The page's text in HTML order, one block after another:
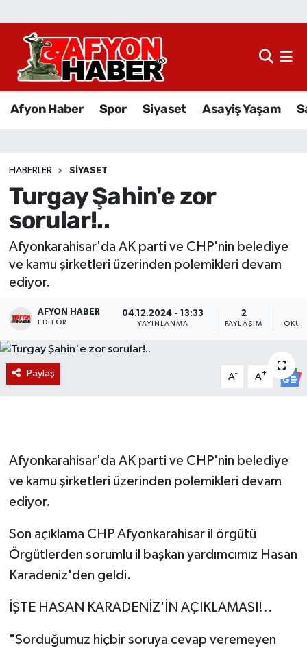
Afyon Haber Spor Siyaset Asayiş Yaşam
HABERLER SIYASET
Turgay Şahin'e zor
sorular!..
Afyonkarahisar'da AK parti ve CHP'nin belediye
ve kamu şirketleri üzerinden polemikleri devam
ediyor.
AFYON HABER
EDITÖR
04.12.2024 - 13:33
YAYINLANMA
2
PAYLAŞIM
Paylaş A- A+
Afyonkarahisar'da AK parti ve CHP'nin belediye
ve kamu şirketleri üzerinden polemikleri devam
ediyor.
Son açıklama CHP Afyonkarahisar il örgütü
Örgütlerden sorumlu il başkan yardımcımız Hasan
Karadeniz'den geldi.
İŞTE HASAN KARADENİZ'İN AÇIKLAMASI!..
"Sorduğumuz hiçbir soruya cevap veremeyen
Afyon Haber
Sağlık
Eğitim
Sivil Toplum
Etkinlikler